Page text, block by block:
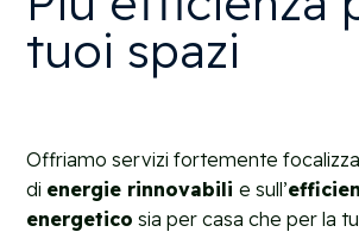
tuoi spazi
Offriamo servizi fortemente
di energie rinnovabilie sull’
energetico sia per casa che per la